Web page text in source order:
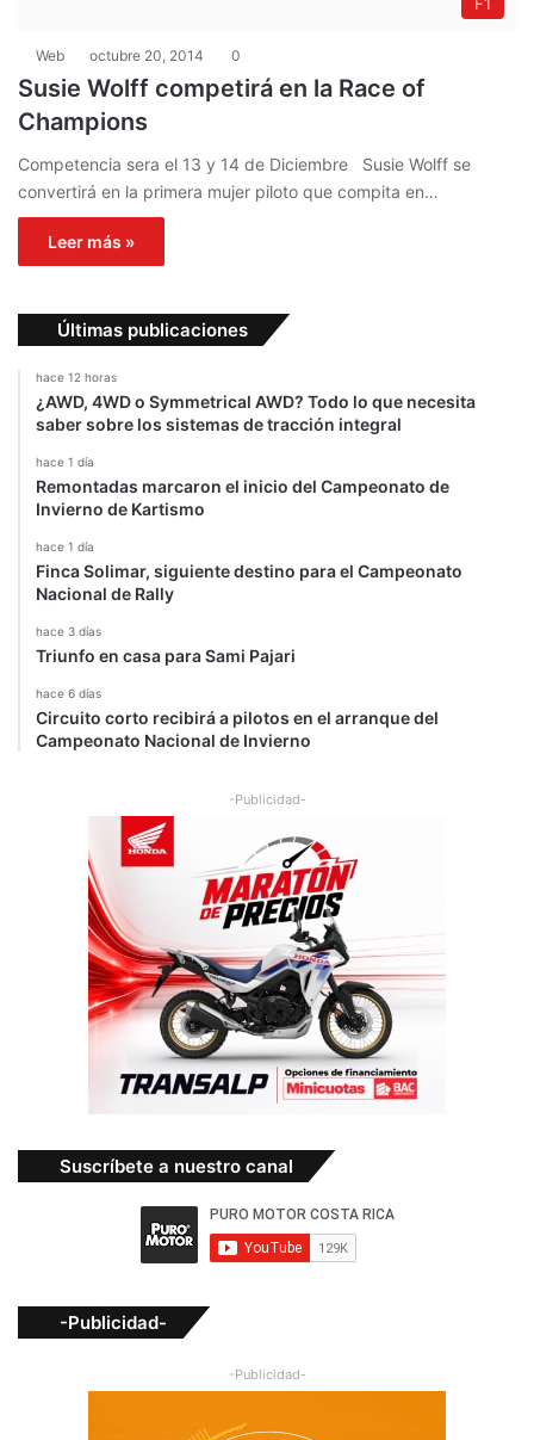
Web octubre 20, 2014 0
Susie Wolff competirá en la Race of
Champions
Competencia sera el 13 y 14 de Diciembre Susie Wolff se
convertirá en la primera mujer piloto que compita en…
Leer más »
Últimas publicaciones
hace 12 horas
¿AWD, 4WD o Symmetrical AWD? Todo lo que necesita
saber sobre los sistemas de tracción integral
hace 1 día
Remontadas marcaron el inicio del Campeonato de
Invierno de Kartismo
hace 1 día
Finca Solimar, siguiente destino para el Campeonato
Nacional de Rally
hace 3 días
Triunfo en casa para Sami Pajari
hace 6 días
Circuito corto recibirá a pilotos en el arranque del
Campeonato Nacional de Invierno
-Publicidad-
Suscríbete a nuestro canal
-Publicidad-
-Publicidad-